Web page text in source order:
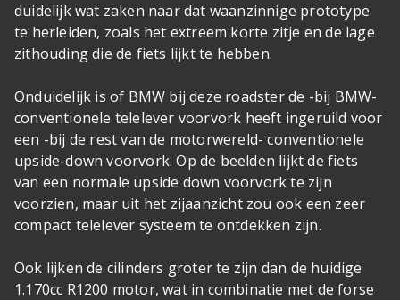
duidelijk wat zaken naar dat waanzinnige prototype
te herleiden, zoals het extreem korte zitje en de lage
zithouding die de fiets lijkt te hebben.
Onduidelijk is of BMW bij deze roadster de -bij BMW-
conventionele telelever voorvork heeft ingeruild voor
een -bij de rest van de motorwereld- conventionele
upside-down voorvork. Op de beelden lijkt de fiets
van een normale upside down voorvork te zijn
voorzien, maar uit het zijaanzicht zou ook een zeer
compact telelever systeem te ontdekken zijn.
Ook lijken de cilinders groter te zijn dan de huidige
1.170cc R1200 motor, wat in combinatie met de forse